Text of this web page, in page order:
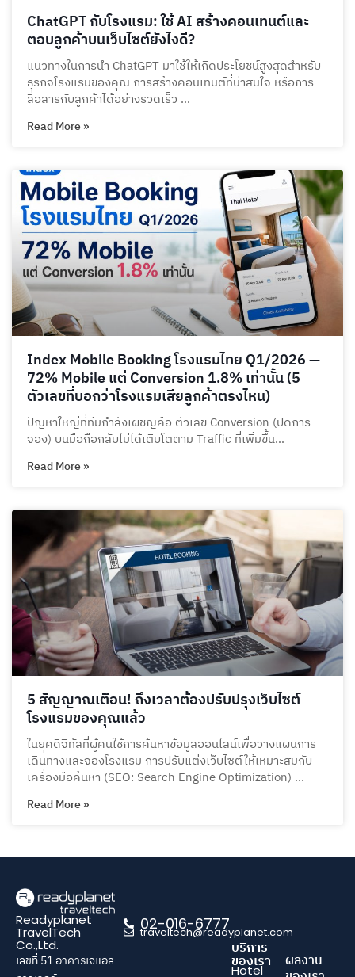
ChatGPT กับโรงแรม: ใช้ AI สร้างคอนเทนต์และ
ตอบลูกค้าบนเว็บไซต์ยังไงดี?
แนวทางในการนำ ChatGPT มาใช้ให้เกิดประโยชน์สูงสุดสำหรับ
ธุรกิจโรงแรมของคุณ การสร้างคอนเทนต์ที่น่าสนใจ หรือการ
สื่อสารกับลูกค้าได้อย่างรวดเร็ว …
Read More »
Index Mobile Booking โรงแรมไทย Q1/2026 —
72% Mobile แต่ Conversion 1.8% เท่านั้น (5
ตัวเลขที่บอกว่าโรงแรมเสียลูกค้าตรงไหน)
ปัญหาใหญ่ที่ทีมกำลังเผชิญคือ ตัวเลข Conversion (ปิดการ
จอง) บนมือถือกลับไม่ได้เติบโตตาม Traffic ที่เพิ่มขึ้น…
Read More »
5 สัญญาณเตือน! ถึงเวลาต้องปรับปรุงเว็บไซต์
โรงแรมของคุณแล้ว
ในยุคดิจิทัลที่ผู้คนใช้การค้นหาข้อมูลออนไลน์เพื่อวางแผนการ
เดินทางและจองโรงแรม การปรับแต่งเว็บไซต์ให้เหมาะสมกับ
เครื่องมือค้นหา (SEO: Search Engine Optimization) …
Read More »
Readyplanet
TravelTech
Co.,Ltd.
เลขที่ 51 อาคารเจแอล
02-016-6777
traveltech@readyplanet.com
บริการ
ของเรา
Hotel ผลงาน